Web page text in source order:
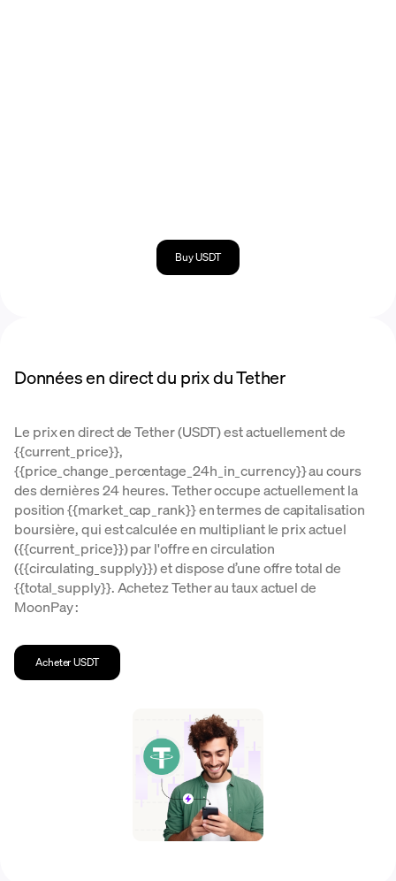
Buy USDT
Données en direct du prix du Tether
Le prix en direct de Tether (USDT) est actuellement de
{{current_price}},
{{price_change_percentage_24h_in_currency}} au cours
des dernières 24 heures. Tether occupe actuellement la
position {{market_cap_rank}} en termes de capitalisation
boursière, qui est calculée en multipliant le prix actuel
({{current_price}}) par l'offre en circulation
({{circulating_supply}}) et dispose d’une offre total de
{{total_supply}}. Achetez Tether au taux actuel de
MoonPay :
Acheter USDT